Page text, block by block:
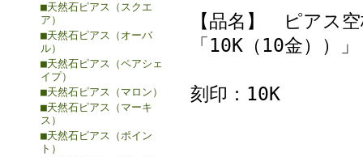
■天然石ピアス（スクエ
ア）
■天然石ピアス（オーバ
ル）
■天然石ピアス（ペアシェ
イプ）
■天然石ピアス（マロン）
■天然石ピアス（マーキ
ス）
■天然石ピアス（ポイン
ト）
【品名】 ピアス
「10K（10金））」
刻印：10K